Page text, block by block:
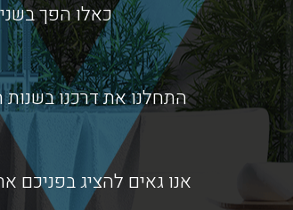
כאלו הפך
התחלנו את דרכנו
אנו גאים להציג בפניכם